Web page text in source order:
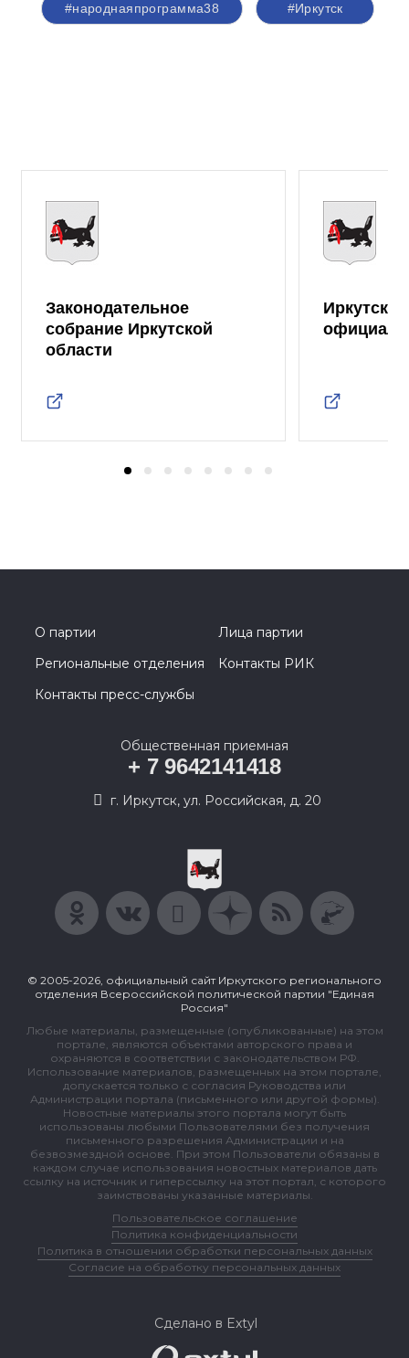
#народнаяпрограмма38 #Иркутск
Законодательное
собрание Иркутской
области
О партии
Лица партии
Региональные отделения
Контакты РИК
Контакты пресс-службы
Общественная приемная
+ 7 9642141418
г. Иркутск, ул. Российская, д. 20
© 2005-2026, официальный сайт Иркутского регионального
отделения Всероссийской политической партии "Единая
Россия"
Любые материалы, размещенные (опубликованные) на этом
портале, являются объектами авторского права и
охраняются в соответствии с законодательством РФ.
Использование материалов, размещенных на этом портале,
допускается только с согласия Руководства или
Администрации портала (письменного или другой формы).
Новостные материалы этого портала могут быть
использованы любыми Пользователями без получения
письменного разрешения Администрации и на
безвозмездной основе. При этом Пользователи обязаны в
каждом случае использования новостных материалов дать
ссылку на источник и гиперссылку на этот портал, с которого
заимствованы указанные материалы.
Пользовательское соглашение
Политика конфиденциальности
Политика в отношении обработки персональных данных
Согласие на обработку персональных данных
Сделано в Extyl